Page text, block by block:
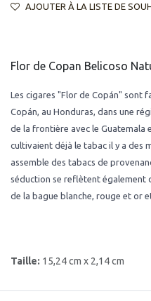
AJOUTER À LA LISTE DE
Flor de Copan Belicoso
Les cigares "Flor de Copán" sont
Copán, au Honduras, dans une
de la frontière avec le Guatemala
cultivaient déjà le tabac il y a des
assemble des tabacs de
séduction se reflètent également
de la bague blanche, rouge et or
Taille: 15,24 cm x 2,14 cm